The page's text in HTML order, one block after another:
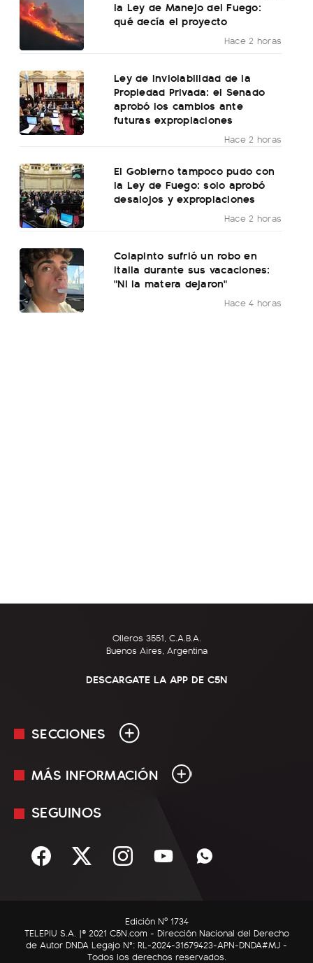
la Ley de Manejo del Fuego:
qué decía el proyecto
Hace 2 horas
Ley de Inviolabilidad de la
Propiedad Privada: el Senado
aprobó los cambios ante
futuras expropiaciones
Hace 2 horas
El Gobierno tampoco pudo con
la Ley de Fuego: solo aprobó
desalojos y expropiaciones
Hace 2 horas
Colapinto sufrió un robo en
Italia durante sus vacaciones:
"Ni la matera dejaron"
Hace 4 horas
Olleros 3551, C.A.B.A.
Buenos Aires, Argentina
DESCARGATE LA APP DE C5N
SECCIONES
En Vivo
Sociedad
C5N Autos
RatingCero
MÁS INFORMACIÓN
Mediakit
Términos y condiciones
SEGUINOS
Edición Nº 1734
TELEPIU S.A. |© 2021 C5N.com - Dirección Nacional del Derecho
de Autor DNDA Legajo N°: RL-2024-31679423-APN-DNDA#MJ -
Todos los derechos reservados.